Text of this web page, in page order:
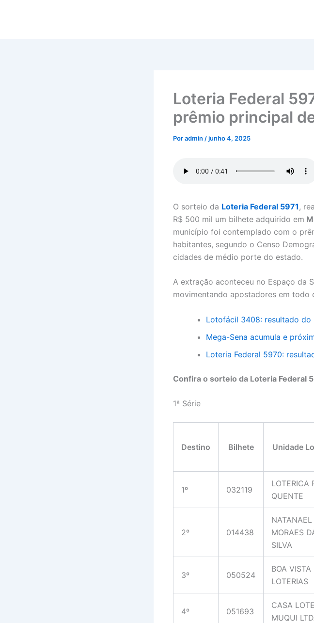
Loteria Federal
prêmio principal
Poradmin /junho 4, 2025
O sorteio da Loteria Federal 5971 ,
R$ 500 mil um bilhete adquirido em
município foi contemplado com o
habitantes, segundo o Censo
cidades de médio porte do estado.
A extração aconteceu no Espaço da
movimentando apostadores em todo
Lotofácil 3408: resultado
Mega-Sena acumula e
Loteria Federal 5970:
Confira o sorteio da Loteria Federal
1ª Série
Destino Bilhete Unidade
1º 032119
LOTERICA
QUENTE
2º 014438
NATANAEL
MORAES
SILVA
3º 050524
BOA VISTA
LOTERIAS
4º 051693
CASA
MUQUI